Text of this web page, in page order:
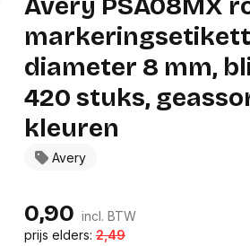
Avery
Avery PSA08MX
diameter 8 mm,
420 stuks,
kleuren
0,90 incl. BTW
prijs elders:2,49